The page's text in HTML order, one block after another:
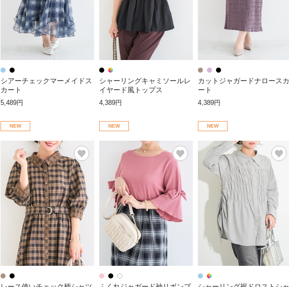
シアーチェックマーメイドス
カート
5,489円
シャーリングキャミソールレ
イヤード風トップス
4,389円
カットジャガードナロースカ
ート
4,389円
NEW NEW NEW